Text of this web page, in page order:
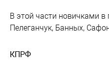
В этой части новичками в
Пелеганчук, Банных,
КПРФ